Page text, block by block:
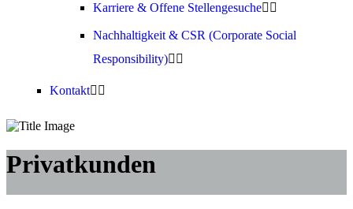
Karriere & Offene Stellengesuche
Nachhaltigkeit & CSR (Corporate Social
Responsibility)
Kontakt
Privatkunden